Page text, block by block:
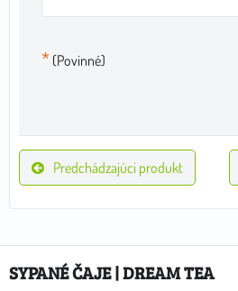
* (Povinné)
Predchádzajúci produkt
SYPANÉ ČAJE | DREAM TEA